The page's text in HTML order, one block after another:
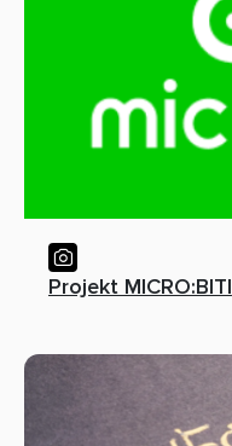
Projekt MICRO:BITI